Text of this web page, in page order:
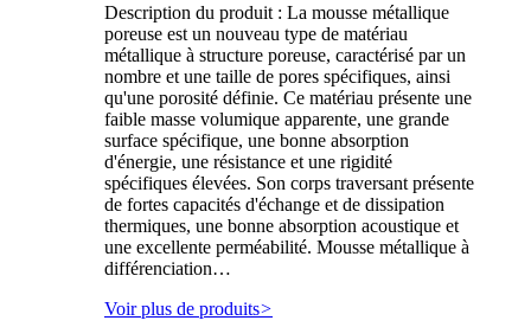
Description du produit : La mousse métallique
poreuse est un nouveau type de matériau
métallique à structure poreuse, caractérisé par un
nombre et une taille de pores spécifiques, ainsi
qu'une porosité définie. Ce matériau présente une
faible masse volumique apparente, une grande
surface spécifique, une bonne absorption
d'énergie, une résistance et une rigidité
spécifiques élevées. Son corps traversant présente
de fortes capacités d'échange et de dissipation
thermiques, une bonne absorption acoustique et
une excellente perméabilité. Mousse métallique à
différenciation…
Voir plus de produits>